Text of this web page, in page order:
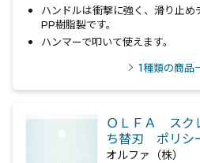
ハンドルは衝撃に強く、滑り止
PP樹脂製です。
ハンマーで叩いて使えます。
1種類の商品
ＯＬＦＡ スク
ち替刃 ポリシ
オルファ（株）